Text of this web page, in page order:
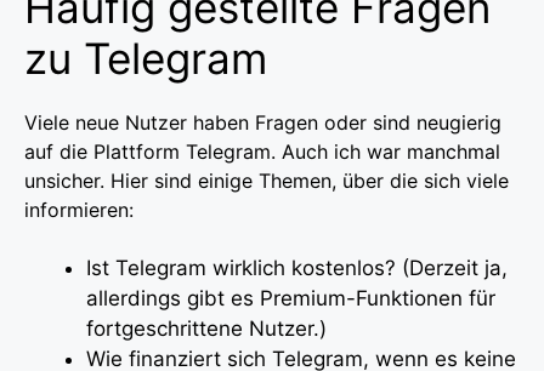
zu Telegram
Viele neue Nutzer haben Fragen oder sind neugierig
auf die Plattform Telegram. Auch ich war manchmal
unsicher. Hier sind einige Themen, über die sich viele
informieren:
Ist Telegram wirklich kostenlos? (Derzeit ja,
allerdings gibt es Premium-Funktionen für
fortgeschrittene Nutzer.)
Wie finanziert sich Telegram, wenn es keine